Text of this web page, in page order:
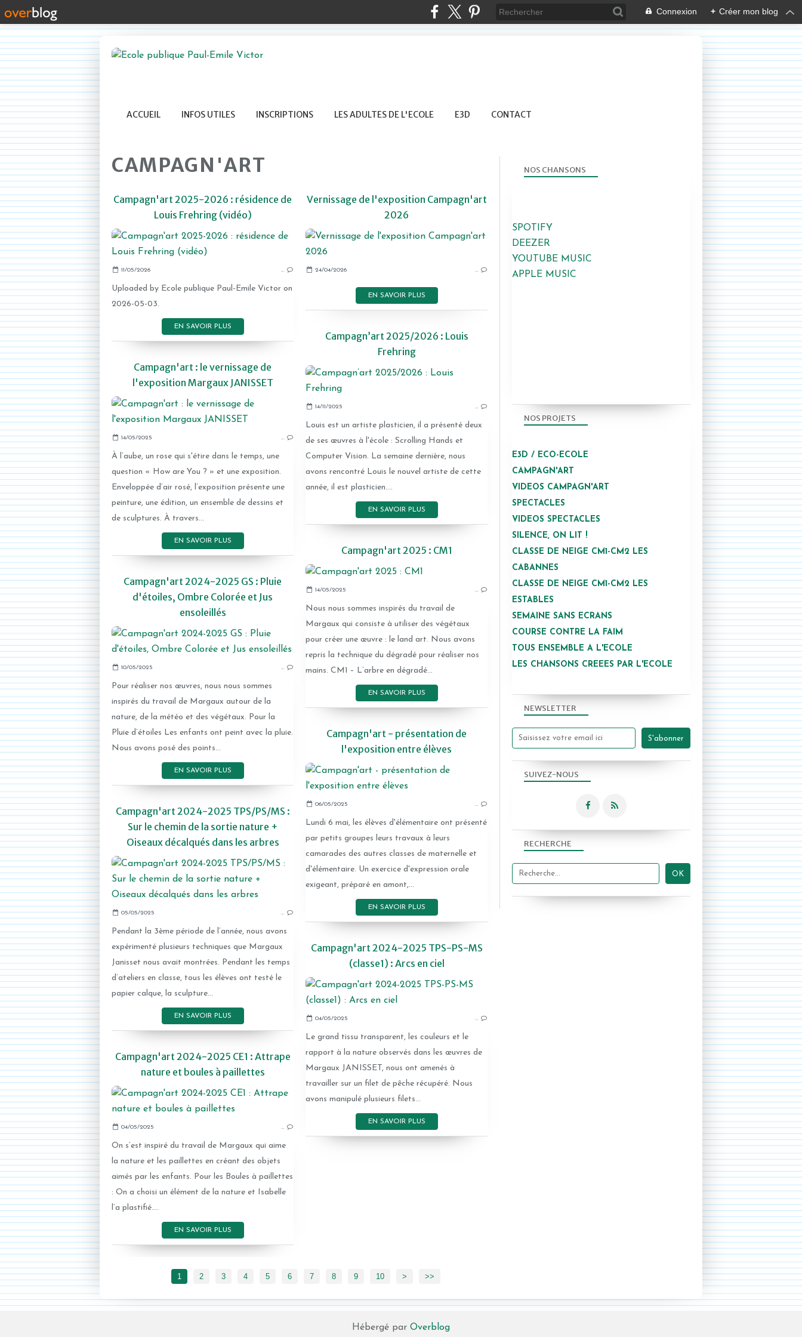
Connexion + Créer mon blog
ACCUEIL INFOS UTILES INSCRIPTIONS LES ADULTES DE L'ECOLE E3D CONTACT
CAMPAGN'ART
Campagn'art 2025-2026 : résidence de
Louis Frehring (vidéo)
CAMPAGN'ART
11/05/2026 …
Uploaded by Ecole publique Paul-Emile Victor on
2026-05-03.
EN SAVOIR PLUS
Vernissage de l'exposition Campagn'art
2026
24/04/2026 …
EN SAVOIR PLUS
Campagn’art 2025/2026 : Louis
Frehring
14/11/2025 …
Louis est un artiste plasticien, il a présenté deux
de ses œuvres à l'école : Scrolling Hands et
Computer Vision. La semaine dernière, nous
avons rencontré Louis le nouvel artiste de cette
année, il est plasticien....
EN SAVOIR PLUS
Campagn'art : le vernissage de
l'exposition Margaux JANISSET
14/05/2025 …
À l’aube, un rose qui s'étire dans le temps, une
question « How are You ? » et une exposition.
Enveloppée d’air rosé, l’exposition présente une
peinture, une édition, un ensemble de dessins et
de sculptures. À travers...
EN SAVOIR PLUS
Campagn'art 2025 : CM1
CAMPAGN'ART
14/05/2025 …
Nous nous sommes inspirés du travail de
Margaux qui consiste à utiliser des végétaux
pour créer une œuvre : le land art. Nous avons
repris la technique du dégradé pour réaliser nos
mains. CM1 – L’arbre en dégradé...
EN SAVOIR PLUS
Campagn'art 2024-2025 GS : Pluie
d'étoiles, Ombre Colorée et Jus
ensoleillés
CAMPAGN'ART
10/05/2025 …
Pour réaliser nos œuvres, nous nous sommes
inspirés du travail de Margaux autour de la
nature, de la météo et des végétaux. Pour la
Pluie d’étoiles Les enfants ont peint avec la pluie.
Nous avons posé des points...
EN SAVOIR PLUS
Campagn'art - présentation de
l'exposition entre élèves
06/05/2025 …
Lundi 6 mai, les élèves d'élémentaire ont présenté
par petits groupes leurs travaux à leurs
camarades des autres classes de maternelle et
d'élémentaire. Un exercice d'expression orale
exigeant, préparé en amont,...
EN SAVOIR PLUS
Campagn'art 2024-2025 TPS/PS/MS :
Sur le chemin de la sortie nature +
Oiseaux décalqués dans les arbres
CAMPAGN'ART
05/05/2025 …
Pendant la 3ème période de l’année, nous avons
expérimenté plusieurs techniques que Margaux
Janisset nous avait montrées. Pendant les temps
d’ateliers en classe, tous les élèves ont testé le
papier calque, la sculpture...
EN SAVOIR PLUS
Campagn'art 2024-2025 TPS-PS-MS
(classe1) : Arcs en ciel
04/05/2025 …
Le grand tissu transparent, les couleurs et le
rapport à la nature observés dans les œuvres de
Margaux JANISSET, nous ont amenés à
travailler sur un filet de pêche récupéré. Nous
avons manipulé plusieurs filets...
EN SAVOIR PLUS
Campagn'art 2024-2025 CE1 : Attrape
nature et boules à paillettes
CAMPAGN'ART
04/05/2025 …
On s’est inspiré du travail de Margaux qui aime
la nature et les paillettes en créant des objets
aimés par les enfants. Pour les Boules à paillettes
: On a choisi un élément de la nature et Isabelle
l’a plastifié....
EN SAVOIR PLUS
1 2 3 4 5 6 7 8 9 10 > >>
NEWSLETTER
SUIVEZ-NOUS
RECHERCHE
NOS CHANSONS
SPOTIFY
DEEZER
YOUTUBE MUSIC
APPLE MUSIC
NOS PROJETS
E3D / ECO-ECOLE
CAMPAGN'ART
VIDEOS CAMPAGN'ART
SPECTACLES
VIDEOS SPECTACLES
SILENCE, ON LIT !
CLASSE DE NEIGE CM1-CM2 LES
CABANNES
CLASSE DE NEIGE CM1-CM2 LES
ESTABLES
SEMAINE SANS ECRANS
COURSE CONTRE LA FAIM
TOUS ENSEMBLE A L'ECOLE
LES CHANSONS CREEES PAR L'ECOLE
Hébergé par Overblog